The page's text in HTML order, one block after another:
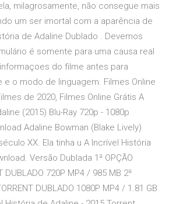
milagrosamente, não consegue mais
um ser imortal com a aparência de
de Adaline Dublado . Devemos
é somente para uma causa real
do filme antes para
e o modo de linguagem. Filmes Online
de 2020, Filmes Online Grátis A
(2015) Blu-Ray 720p - 1080p
Adaline Bowman (Blake Lively)
XX. Ela tinha u A Incrível História
Versão Dublada 1ª OPÇÃO
DUBLADO 720P MP4 / 985 MB 2ª
DUBLADO 1080P MP4 / 1.81 GB